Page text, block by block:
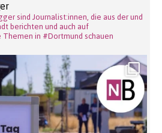
sind Journalist:innen, die aus der und
berichten und auch auf
in #Dortmund schauen